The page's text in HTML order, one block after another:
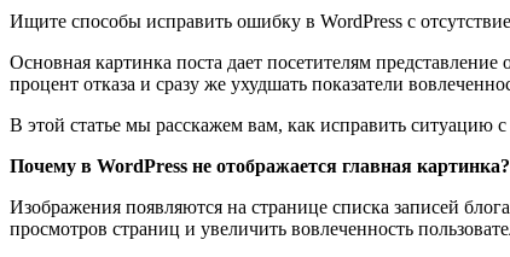
Ищите способы исправить ошибку в WordPress с
Основная картинка поста дает посетителям
процент отказа и сразу же ухудшать показатели
В этой статье мы расскажем вам, как исправить
Почему в WordPress не отображается главная картинка?
Изображения появляются на странице списка записей
просмотров страниц и увеличить вовлеченность